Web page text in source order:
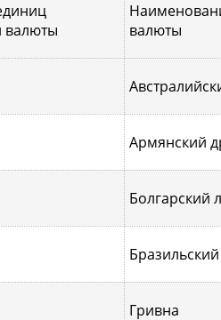
валюты
валюты
Армянский
Болгарский
Гривна